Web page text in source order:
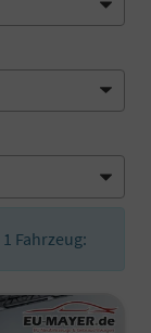
1 Fahrzeug: